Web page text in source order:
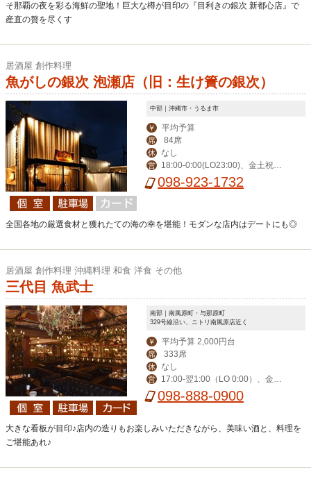
そ那覇の夜を彩る海鮮の聖地！巨大な樽が目印の『目利きの銀次 新都心店』で
産直の贅を尽くす
居酒屋 創作料理
魚がしの銀次 泡瀬店（旧：生け簀の銀次）
中部｜沖縄市・うるま市
￥ 平均予算
席 84席
休 なし
営
18:00-0:00(LO23:00)、金土祝前1
8:00-1:00(0:00)
098-923-1732
全国各地の厳選食材と獲れたての海の幸を堪能！モダンな店内はデートにも◎
居酒屋 創作料理 沖縄料理 和食 洋食 その他
三代目 魚武士
南部｜南風原町・与那原町
329号線沿い、ニトリ南風原店近く
￥ 平均予算 2,000円台
席 333席
休 なし
営
17:00-翌1:00（LO 0:00）、金土
祝前17:00-翌2:00（LO 翌1:00）
098-888-0900
大きな看板が目印♪店内の造りもお楽しみいただきながら、美味い酒と、料理を
ご堪能あれ♪